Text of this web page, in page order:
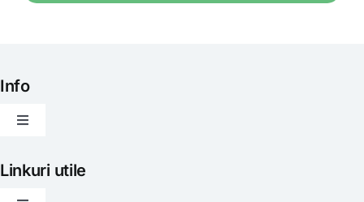
Info
Toggle
Articole
Linkuri utile